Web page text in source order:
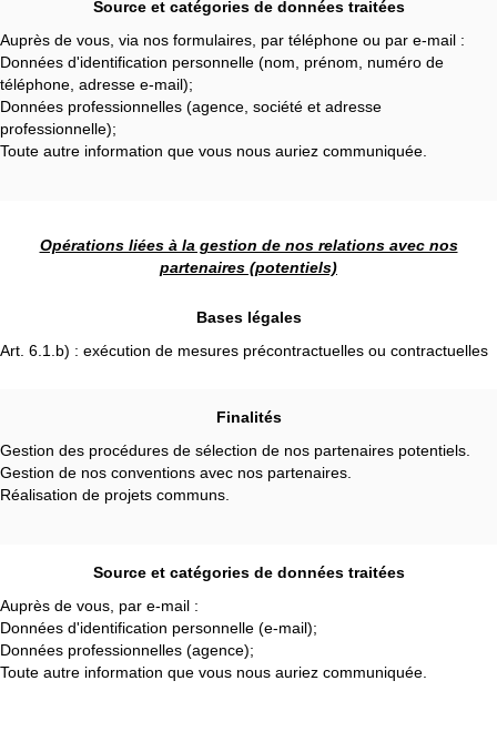
Source et catégories de données traitées
Auprès de vous, via nos formulaires, par téléphone ou par e-mail :
Données d'identification personnelle (nom, prénom, numéro de
téléphone, adresse e-mail);
Données professionnelles (agence, société et adresse
professionnelle);
Toute autre information que vous nous auriez communiquée.
Opérations liées à la gestion de nos relations avec nos
partenaires (potentiels)
Bases légales
Art. 6.1.b) : exécution de mesures précontractuelles ou contractuelles
Finalités
Gestion des procédures de sélection de nos partenaires potentiels.
Gestion de nos conventions avec nos partenaires.
Réalisation de projets communs.
Source et catégories de données traitées
Auprès de vous, par e-mail :
Données d'identification personnelle (e-mail);
Données professionnelles (agence);
Toute autre information que vous nous auriez communiquée.